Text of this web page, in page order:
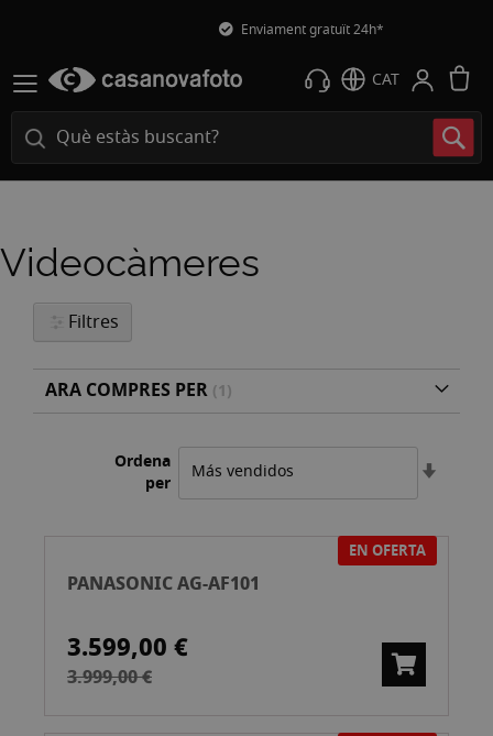
Enviament gratuït 24h*
CAT
Videocàmeres
Filtres
ARA COMPRES PER
Ordena
per
EN OFERTA
PANASONIC AG-AF101
3.599,00 €
3.999,00 €